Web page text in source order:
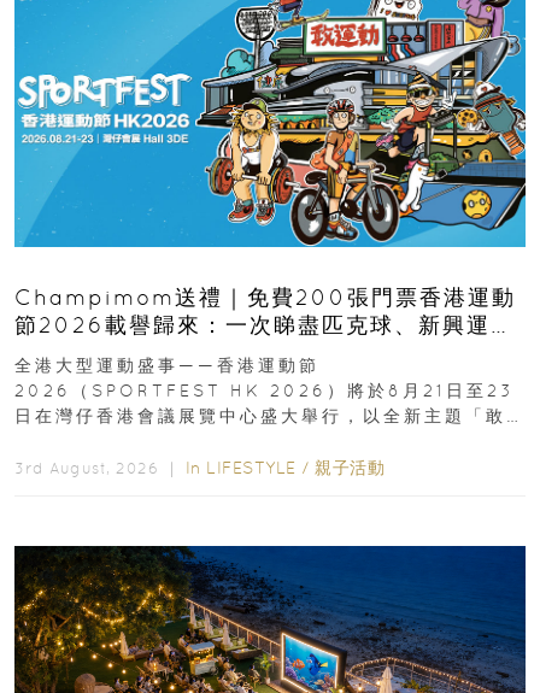
Champimom送禮｜免費200張門票香港運動
節2026載譽歸來：一次睇盡匹克球、新興運
動、街舞比賽＋逾百運動品牌展覽
全港大型運動盛事——香港運動節
2026（SPORTFEST HK 2026）將於8月21日至23
日在灣仔香港會議展覽中心盛大舉行，以全新主題「敢
3rd August, 2026 ｜ In LIFESTYLE / 親子活動